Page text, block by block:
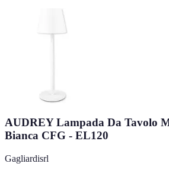
AUDREY Lampada Da Tavolo
Bianca CFG - EL120
Gagliardisrl